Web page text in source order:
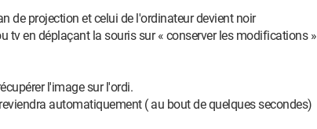
de projection et celui de l'ordinateur devient noir
tv en déplaçant la souris sur « conserver les modifications »
l'image sur l'ordi.
automatiquement ( au bout de quelques secondes)